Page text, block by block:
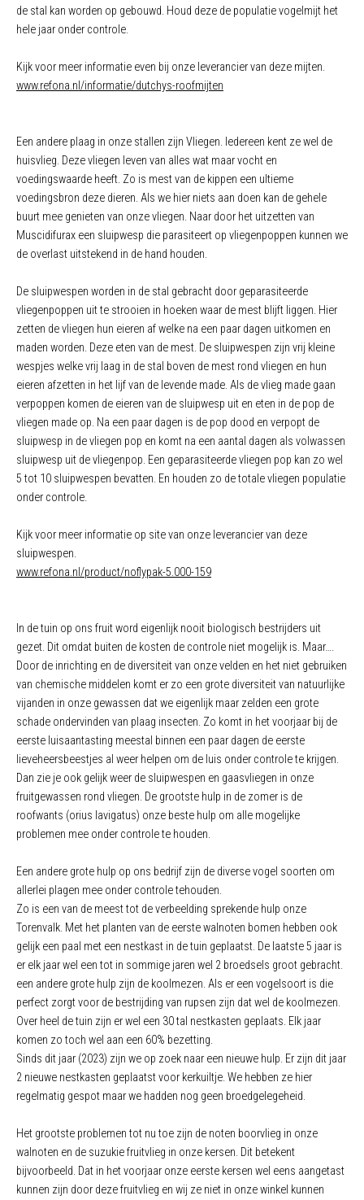
de stal kan worden op gebouwd. Houd deze de populatie vogelmijt het
hele jaar onder controle.
Kijk voor meer informatie even bij onze leverancier van deze mijten.
www.refona.nl/informatie/dutchys-roofmijten
Een andere plaag in onze stallen zijn Vliegen. Iedereen kent ze wel de
huisvlieg. Deze vliegen leven van alles wat maar vocht en
voedingswaarde heeft. Zo is mest van de kippen een ultieme
voedingsbron deze dieren. Als we hier niets aan doen kan de gehele
buurt mee genieten van onze vliegen. Naar door het uitzetten van
Muscidifurax een sluipwesp die parasiteert op vliegenpoppen kunnen we
de overlast uitstekend in de hand houden.
De sluipwespen worden in de stal gebracht door geparasiteerde
vliegenpoppen uit te strooien in hoeken waar de mest blijft liggen. Hier
zetten de vliegen hun eieren af welke na een paar dagen uitkomen en
maden worden. Deze eten van de mest. De sluipwespen zijn vrij kleine
wespjes welke vrij laag in de stal boven de mest rond vliegen en hun
eieren afzetten in het lijf van de levende made. Als de vlieg made gaan
verpoppen komen de eieren van de sluipwesp uit en eten in de pop de
vliegen made op. Na een paar dagen is de pop dood en verpopt de
sluipwesp in de vliegen pop en komt na een aantal dagen als volwassen
sluipwesp uit de vliegenpop. Een geparasiteerde vliegen pop kan zo wel
5 tot 10 sluipwespen bevatten. En houden zo de totale vliegen populatie
onder controle.
Kijk voor meer informatie op site van onze leverancier van deze
sluipwespen.
www.refona.nl/product/noflypak-5.000-159
In de tuin op ons fruit word eigenlijk nooit biologisch bestrijders uit
gezet. Dit omdat buiten de kosten de controle niet mogelijk is. Maar….
Door de inrichting en de diversiteit van onze velden en het niet gebruiken
van chemische middelen komt er zo een grote diversiteit van natuurlijke
vijanden in onze gewassen dat we eigenlijk maar zelden een grote
schade ondervinden van plaag insecten. Zo komt in het voorjaar bij de
eerste luisaantasting meestal binnen een paar dagen de eerste
lieveheersbeestjes al weer helpen om de luis onder controle te krijgen.
Dan zie je ook gelijk weer de sluipwespen en gaasvliegen in onze
fruitgewassen rond vliegen. De grootste hulp in de zomer is de
roofwants (orius lavigatus) onze beste hulp om alle mogelijke
problemen mee onder controle te houden.
Een andere grote hulp op ons bedrijf zijn de diverse vogel soorten om
allerlei plagen mee onder controle tehouden.
Zo is een van de meest tot de verbeelding sprekende hulp onze
Torenvalk. Met het planten van de eerste walnoten bomen hebben ook
gelijk een paal met een nestkast in de tuin geplaatst. De laatste 5 jaar is
er elk jaar wel een tot in sommige jaren wel 2 broedsels groot gebracht.
een andere grote hulp zijn de koolmezen. Als er een vogelsoort is die
perfect zorgt voor de bestrijding van rupsen zijn dat wel de koolmezen.
Over heel de tuin zijn er wel een 30 tal nestkasten geplaats. Elk jaar
komen zo toch wel aan een 60% bezetting.
Sinds dit jaar (2023) zijn we op zoek naar een nieuwe hulp. Er zijn dit jaar
2 nieuwe nestkasten geplaatst voor kerkuiltje. We hebben ze hier
regelmatig gespot maar we hadden nog geen broedgelegeheid.
Het grootste problemen tot nu toe zijn de noten boorvlieg in onze
walnoten en de suzukie fruitvlieg in onze kersen. Dit betekent
bijvoorbeeld. Dat in het voorjaar onze eerste kersen wel eens aangetast
kunnen zijn door deze fruitvlieg en wij ze niet in onze winkel kunnen